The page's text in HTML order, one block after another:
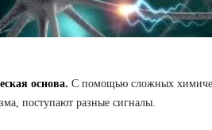
основа. С помощью сложных
поступают разные сигналы.